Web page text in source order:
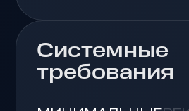
Системные
требования